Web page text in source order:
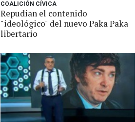
COALICIÓN CÍVICA
Repudian el contenido
"ideológico" del nuevo Paka Paka
libertario